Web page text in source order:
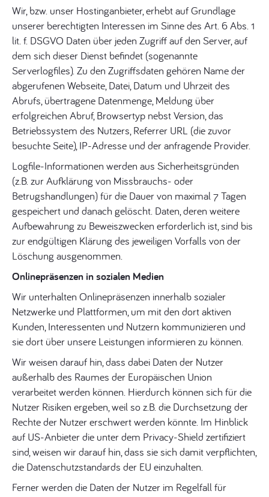
Wir, bzw. unser Hostinganbieter, erhebt auf Grundlage
unserer berechtigten Interessen im Sinne des Art. 6 Abs. 1
lit. f. DSGVO Daten über jeden Zugriff auf den Server, auf
dem sich dieser Dienst befindet (sogenannte
Serverlogfiles). Zu den Zugriffsdaten gehören Name der
abgerufenen Webseite, Datei, Datum und Uhrzeit des
Abrufs, übertragene Datenmenge, Meldung über
erfolgreichen Abruf, Browsertyp nebst Version, das
Betriebssystem des Nutzers, Referrer URL (die zuvor
besuchte Seite), IP-Adresse und der anfragende Provider.
Logfile-Informationen werden aus Sicherheitsgründen
(z.B. zur Aufklärung von Missbrauchs- oder
Betrugshandlungen) für die Dauer von maximal 7 Tagen
gespeichert und danach gelöscht. Daten, deren weitere
Aufbewahrung zu Beweiszwecken erforderlich ist, sind bis
zur endgültigen Klärung des jeweiligen Vorfalls von der
Löschung ausgenommen.
Onlinepräsenzen in sozialen Medien
Wir unterhalten Onlinepräsenzen innerhalb sozialer
Netzwerke und Plattformen, um mit den dort aktiven
Kunden, Interessenten und Nutzern kommunizieren und
sie dort über unsere Leistungen informieren zu können.
Wir weisen darauf hin, dass dabei Daten der Nutzer
außerhalb des Raumes der Europäischen Union
verarbeitet werden können. Hierdurch können sich für die
Nutzer Risiken ergeben, weil so z.B. die Durchsetzung der
Rechte der Nutzer erschwert werden könnte. Im Hinblick
auf US-Anbieter die unter dem Privacy-Shield zertifiziert
sind, weisen wir darauf hin, dass sie sich damit verpflichten,
die Datenschutzstandards der EU einzuhalten.
Ferner werden die Daten der Nutzer im Regelfall für